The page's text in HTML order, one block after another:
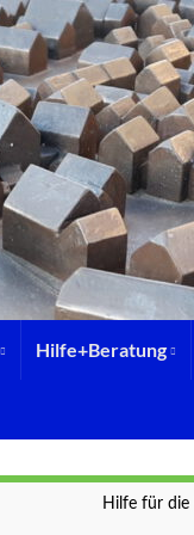
Hilfe+Beratung
Hilfe für die